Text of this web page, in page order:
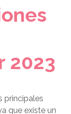
2023
principales
que existe un